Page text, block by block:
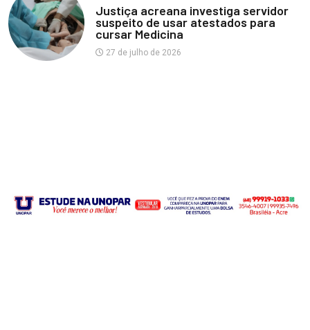
Justiça acreana investiga servidor
suspeito de usar atestados para
cursar Medicina
27 de julho de 2026